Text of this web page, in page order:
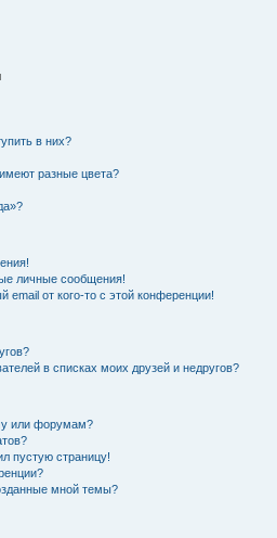
в них?
разные цвета?
личные сообщения!
email от кого-то с этой конференции!
в списках моих друзей и недругов?
или форумам?
пустую страницу!
мной темы?